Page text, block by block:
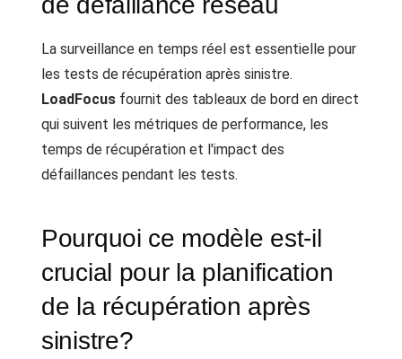
La surveillance en temps réel est essentielle pour
les tests de récupération après sinistre.
LoadFocus fournit des tableaux de bord en direct
qui suivent les métriques de performance, les
temps de récupération et l'impact des
défaillances pendant les tests.
Pourquoi ce modèle est-il
crucial pour la planification
de la récupération après
sinistre?